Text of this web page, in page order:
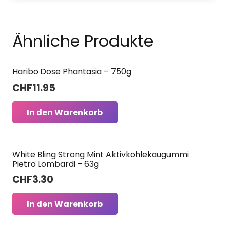
Ähnliche Produkte
Haribo Dose Phantasia – 750g
CHF11.95
In den Warenkorb
White Bling Strong Mint Aktivkohlekaugummi
Pietro Lombardi – 63g
CHF3.30
In den Warenkorb